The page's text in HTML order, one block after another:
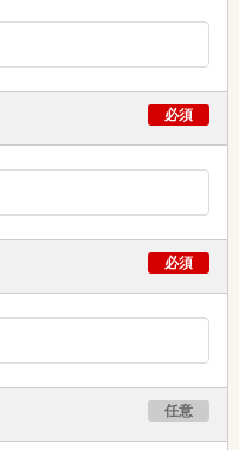
必須
必須
任意